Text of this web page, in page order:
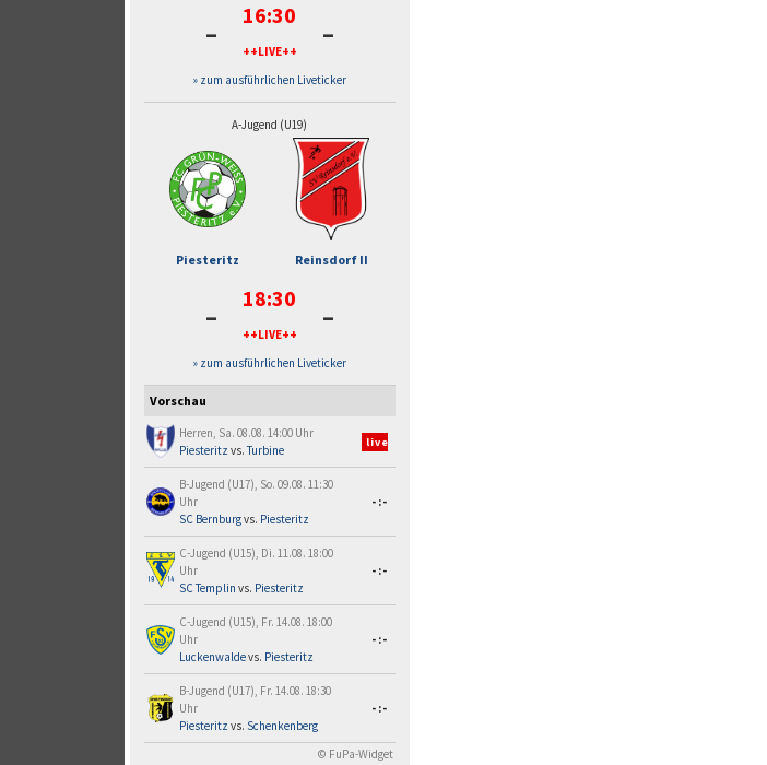
- 16:30
++LIVE++ -
» zum ausführlichen Liveticker
A-Jugend (U19)
Piesteritz Reinsdorf II
- 18:30
++LIVE++ -
» zum ausführlichen Liveticker
Vorschau
Herren, Sa. 08.08. 14:00 Uhr
Piesteritz vs.Turbine
live
B-Jugend (U17), So. 09.08. 11:30
Uhr
SC Bernburgvs. Piesteritz
-:-
C-Jugend (U15), Di. 11.08. 18:00
Uhr
SC Templin vs. Piesteritz
-:-
C-Jugend (U15), Fr. 14.08. 18:00
Uhr
Luckenwaldevs. Piesteritz
-:-
B-Jugend (U17), Fr. 14.08. 18:30
Uhr
Piesteritz vs. Schenkenberg
-:-
© FuPa-Widget